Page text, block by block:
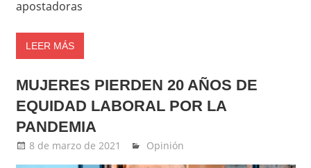
apostadoras
LEER MÁS
MUJERES PIERDEN 20 AÑOS DE
EQUIDAD LABORAL POR LA
PANDEMIA
8 de marzo de 2021 Ernesto Herrera
Opinión